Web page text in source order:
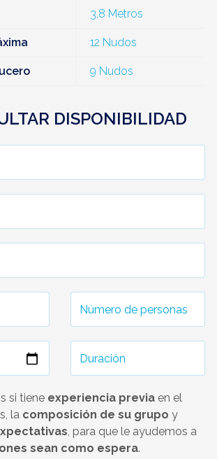
3,8 Metros
12 Nudos
9 Nudos
DISPONIBILIDAD
si tiene experiencia previa en el
la composición de su grupo y
, para que le ayudemos a
sean como espera.